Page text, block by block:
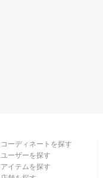
コーディネートを探す
ユーザーを探す
アイテムを探す